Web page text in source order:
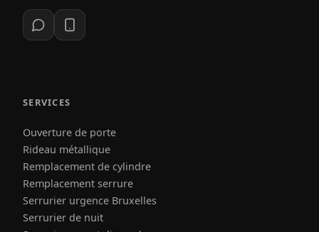
SERVICES
Ouverture de porte
Rideau métallique
Remplacement de cylindre
Remplacement serrure
Serrurier urgence Bruxelles
Serrurier de nuit